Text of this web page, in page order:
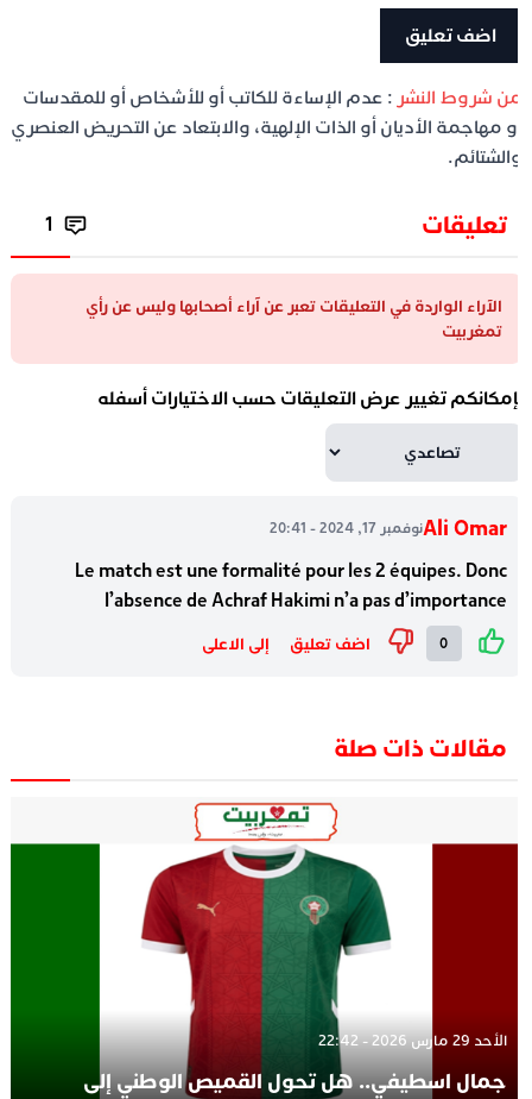
شروط النشر: عدم الإساءة للكاتب أو للأشخاص أو للمقدسات
مهاجمة الأديان أو الذات الإلهية، والابتعاد عن التحريض العنصري
تعليقات 1
الآراء الواردة في التعليقات تعبر عن آراء أصحابها وليس عن رأي
تمغربيت
تغيير عرض التعليقات حسب الاختيارات أسفله
Ali Omarنوفمبر 17, 2024 - 20:41
Le match est une formalité pour les 2 équipes. Donc
l’absence de Achraf Hakimi n’a pas d’importance
اضف تعليق إلى الاعلى
مقالات ذات صلة
الأحد 29 مارس 2026 - 22:42
جمال اسطيفي.. هل تحول القميص الوطني إلى